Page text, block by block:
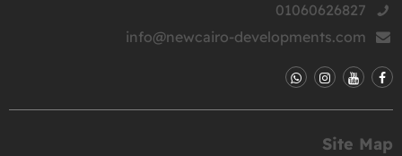
01060626827
info@newcairo-developments.com
Site Map